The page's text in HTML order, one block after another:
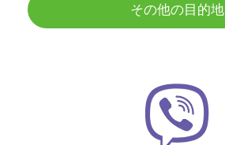
その他の目的地